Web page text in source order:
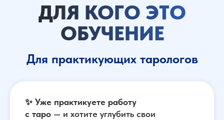
ДЛЯ КОГО ЭТО
ОБУЧЕНИЕ
Для практикующих тарологов
✨ Уже практикуете работу
с таро — и хотите углубить свои